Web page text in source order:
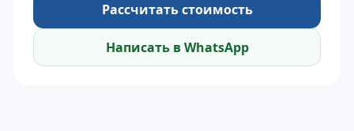
Рассчитать стоимость
Написать в WhatsApp